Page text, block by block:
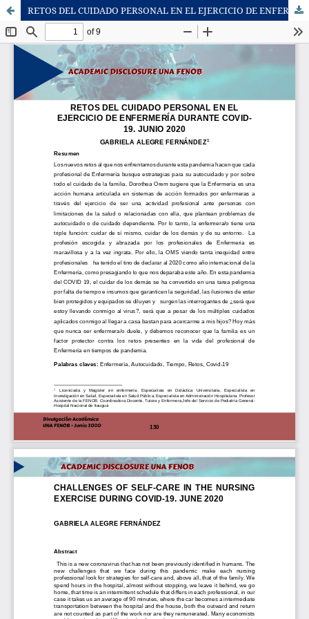
RETOS DEL CUIDADO PERSONAL EN EL EJERCICIO DE ENFERMERÍA DURANTE COVID-19. JUNIO 2020